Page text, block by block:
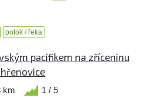
potok / řeka
pacifikem na zříceninu
km 1 / 5